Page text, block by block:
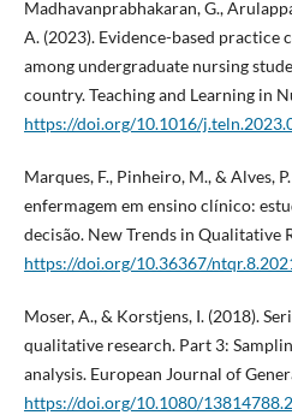
Madhavanprabhakaran, G.,
A. (2023). Evidence-based practice
among undergraduate nursing
country. Teaching and Learning in
https://doi.org/10.1016/
Marques, F., Pinheiro, M., & Alves,
enfermagem em ensino clínico:
decisão. New Trends in Qualitative
https://doi.org/10.36367/
Moser, A., & Korstjens, I. (2018).
qualitative research. Part 3:
analysis. European Journal of
https://doi.org/10.1080/